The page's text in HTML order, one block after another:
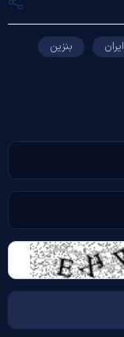
ایران
بنزین